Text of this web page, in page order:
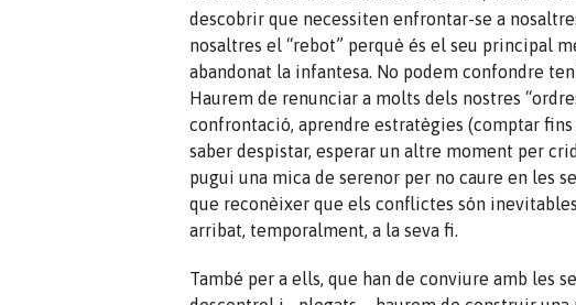
descobrir que necessiten enfrontar-se a
nosaltres el “rebot” perquè és el seu principal
abandonat la infantesa. No podem confondre
Haurem de renunciar a molts dels nostres
confrontació, aprendre estratègies (comptar
saber despistar, esperar un altre moment per
pugui una mica de serenor per no caure en les
que reconèixer que els conflictes són
arribat, temporalment, a la seva fi.
També per a ells, que han de conviure amb les